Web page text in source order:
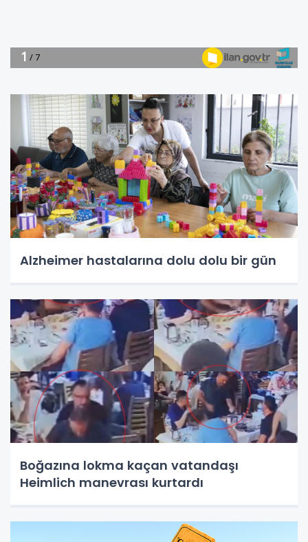
Alzheimer hastalarına dolu dolu bir gün
Boğazına lokma kaçan vatandaşı
Heimlich manevrası kurtardı